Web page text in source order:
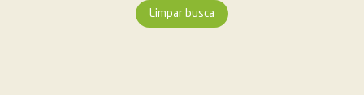
Limpar busca